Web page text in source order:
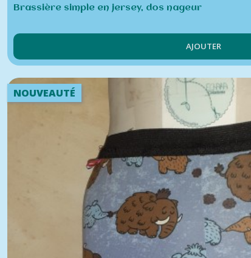
Brassière simple en jersey, dos nageur
AJOUTER
NOUVEAUTÉ